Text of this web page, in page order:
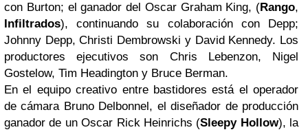
con Burton; el ganador del Oscar Graham King, (Rango,
Infiltrados), continuando su colaboración con Depp;
Johnny Depp, Christi Dembrowski y David Kennedy. Los
productores ejecutivos son Chris Lebenzon, Nigel
Gostelow, Tim Headington y Bruce Berman.
En el equipo creativo entre bastidores está el operador
de cámara Bruno Delbonnel, el diseñador de producción
ganador de un Oscar Rick Heinrichs (Sleepy Hollow), la